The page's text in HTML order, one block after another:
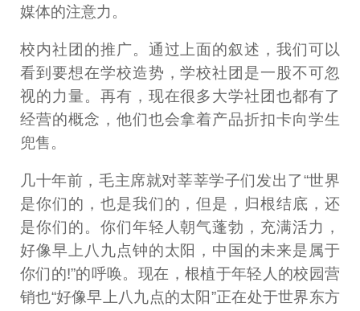
媒体的注意力。
校内社团的推广。通过上面的叙述，我们可以
看到要想在学校造势，学校社团是一股不可忽
视的力量。再有，现在很多大学社团也都有了
经营的概念，他们也会拿着产品折扣卡向学生
兜售。
几十年前，毛主席就对莘莘学子们发出了“世界
是你们的，也是我们的，但是，归根结底，还
是你们的。你们年轻人朝气蓬勃，充满活力，
好像早上八九点钟的太阳，中国的未来是属于
你们的!”的呼唤。现在，根植于年轻人的校园营
销也“好像早上八九点的太阳”正在处于世界东方